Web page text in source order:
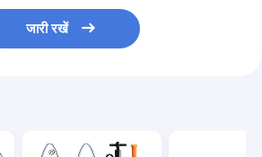
जारी रखें